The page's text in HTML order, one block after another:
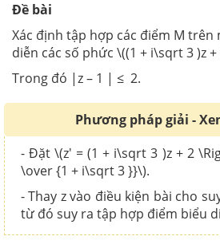
Đề bài
Xác định tập hợp các điểm M
diễn các số phức \((1 + i\sqrt 3 )z +
Trong đó |z – 1 | ≤ 2.
Phương pháp giải -
- Đặt \(z' = (1 + i\sqrt 3 )z + 2
\over {1 + i\sqrt 3 }}\).
- Thay z vào điều kiện bài cho
từ đó suy ra tập hợp điểm biểu